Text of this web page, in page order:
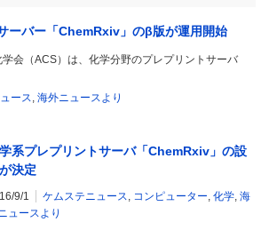
ーバー「ChemRxiv」のβ版が運用開始
会（ACS）は、化学分野のプレプリントサーバ
ース 海外ニュースより
系プレプリントサーバ「ChemRxiv」の設
決定
9/1 ケムステニュース コンピューター 化学 海
ュースより